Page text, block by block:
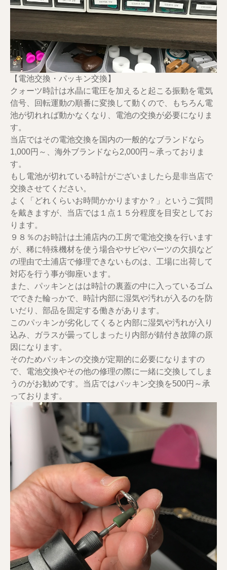
【電池交換・パッキン交換】
クォーツ時計は水晶に電圧を加えると起こる振動を電気
信号、回転運動の順番に変換して動くので、もちろん電
池が切れれば動かなくなり、電池の交換が必要になりま
す。
当店ではその電池交換を国内の一般的なブランドなら
1,000円～、海外ブランドなら2,000円～承っておりま
す。
もし電池が切れている時計がございましたら是非当店で
交換させてください。
よく「どれくらいお時間かかりますか？」というご質問
を戴きますが、当店では１点１５分程度を目安としてお
ります。
９８％のお時計は土浦店内の工房で電池交換を行います
が、稀に特殊機材を使う場合やサビやパーツの欠損など
の理由で土浦店で修理できないものは、工場に出荷して
対応を行う事が御座います。
また、パッキンとはは時計の裏蓋の中に入っているゴム
でできた輪っかで、時計内部に湿気や汚れが入るのを防
いだり、部品を固定する働きがあります。
このパッキンが劣化してくると内部に湿気や汚れが入り
込み、ガラスが曇ってしまったり内部が錆付き故障の原
因になります。
そのためパッキンの交換が定期的に必要になりますの
で、電池交換やその他の修理の際に一緒に交換してしま
うのがお勧めです。当店ではパッキン交換を500円～承
っております。